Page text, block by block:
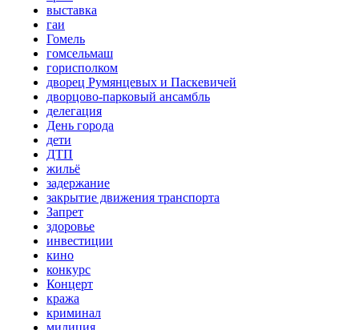
выставка
гаи
Гомель
гомсельмаш
горисполком
дворец Румянцевых и Паскевичей
дворцово-парковый ансамбль
делегация
День города
дети
ДТП
жильё
задержание
закрытие движения транспорта
Запрет
здоровье
инвестиции
кино
конкурс
Концерт
кража
криминал